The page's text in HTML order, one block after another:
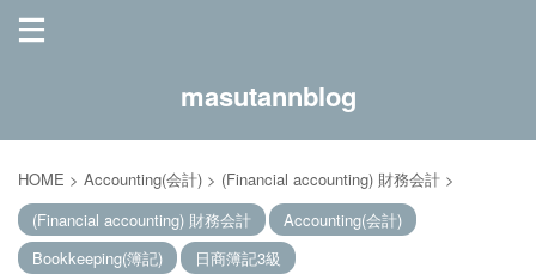
masutannblog
HOME > Accounting(会計) > (Financial accounting) 財務会計 >
(Financial accounting) 財務会計
Accounting(会計)
Bookkeeping(簿記)
日商簿記3級